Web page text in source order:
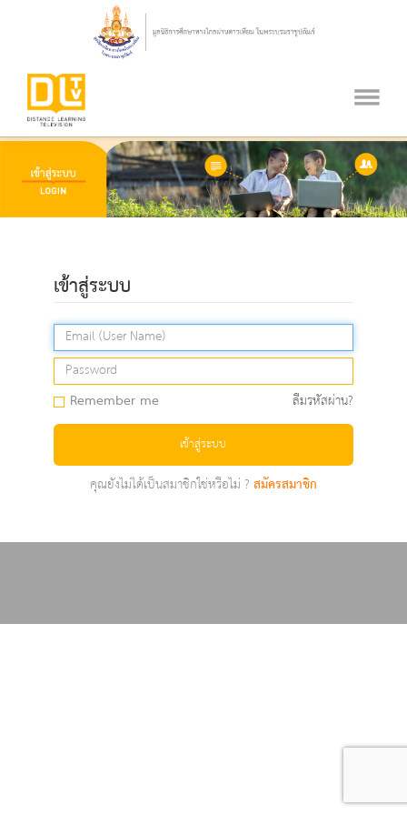
เข้าสู่ระบบ
Remember me ลืมรหัสผ่าน?
เข้าสู่ระบบ
คุณยังไม่ได้เป็นสมาชิกใช่หรือไม่ ?สมัครสมาชิก